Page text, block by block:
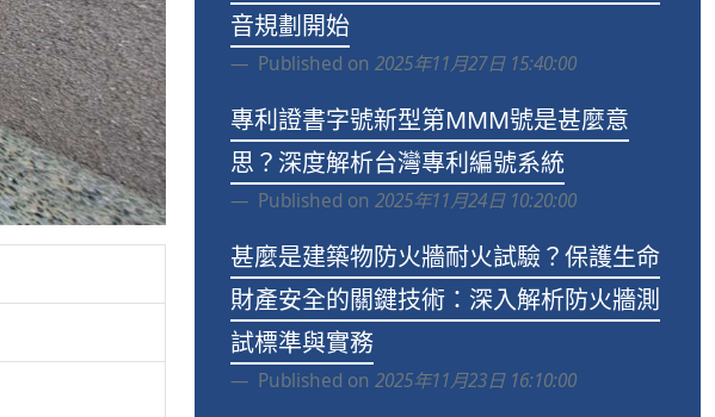
音規劃開始
Published on 2025年11月27日 15:40:00
專利證書字號新型第MMM號是甚麼意
思？深度解析台灣專利編號系統
Published on 2025年11月24日 10:20:00
甚麼是建築物防火牆耐火試驗？保護生命
財產安全的關鍵技術：深入解析防火牆測
試標準與實務
Published on 2025年11月23日 16:10:00